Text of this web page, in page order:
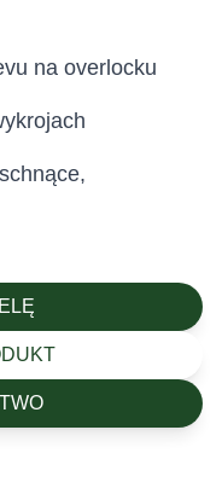
na overlocku